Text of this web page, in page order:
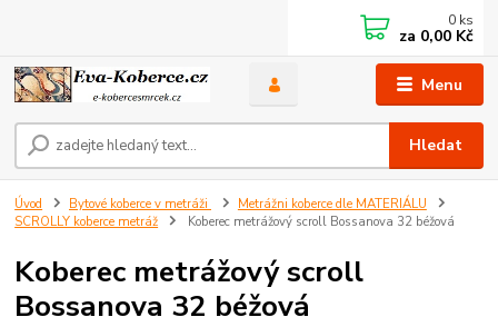
Menu
Hledat
0 ks
za 0,00 Kč
Úvod Bytové koberce v metráži
Metrážni koberce dle MATERIÁLU
SCROLLY koberce metráž
Koberec metrážový scroll Bossanova 32 béžová
Koberec metrážový scroll
Bossanova 32 béžová